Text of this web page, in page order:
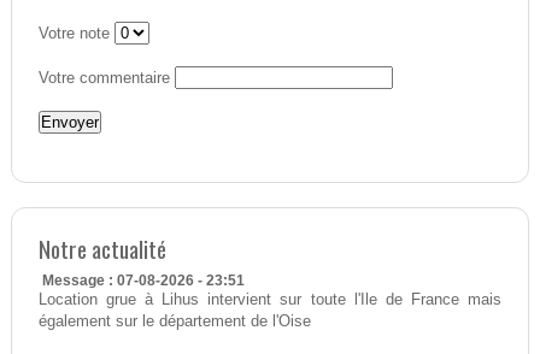
Votre note
Votre commentaire
Notre actualité
Message : 07-08-2026 - 23:51
Location grue à Lihus intervient sur toute l'Ile de France mais
également sur le département de l'Oise